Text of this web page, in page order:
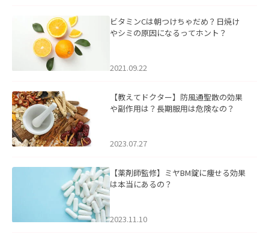
ビタミンCは朝つけちゃだめ？日焼け
やシミの原因になるってホント？
2021.09.22
【教えてドクター】防風通聖散の効果
や副作用は？長期服用は危険なの？
2023.07.27
【薬剤師監修】ミヤBM錠に痩せる効果
は本当にあるの？
2023.11.10